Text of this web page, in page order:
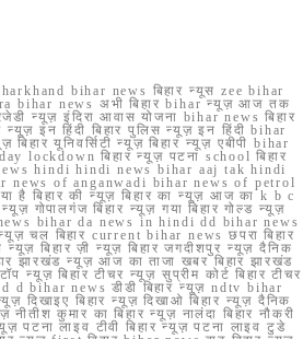
bihar news बिहार न्यूस zee bihar
bihar news अभी बिहार bihar न्यूज़ आज तक
न्यूज़ इंदिरा आवास योजना bihar news बिहार
इन हिंदी बिहार पुलिस न्यूज़ इन हिंदी bihar
यूनिवर्सिटी न्यूज़ बिहार न्यूज़ एबीपी bihar
lockdown बिहार न्यूज़ पटना school बिहार
hindi hindi news bihar aaj tak hindi
news of anganwadi bihar news of petrol
है बिहार की न्यूज़ बिहार का न्यूज़ आज का k b c
गोपालगंज बिहार न्यूज़ गया बिहार गोल्ड न्यूज़
news bihar da news in hindi dd bihar news
न्यूज़ चल बिहार current bihar news छपरा बिहार
बिहार ज़ी न्यूज़ बिहार जगदीशपुर न्यूज़ दैनिक
झारखंड न्यूज़ आज का ताजा खबर बिहार झारखंड
बिहार टीचर न्यूज़ सुप्रीम कोर्ट बिहार टीचर
d bihar news डीडी बिहार न्यूज़ ndtv bihar
दिखाइए बिहार न्यूज़ दिखाओ बिहार न्यूज़ दैनिक
नीतीश कुमार का बिहार न्यूज़ नालंदा बिहार नौकरी
पटना लाइव टीवी बिहार न्यूज़ पटना लाइव टुडे